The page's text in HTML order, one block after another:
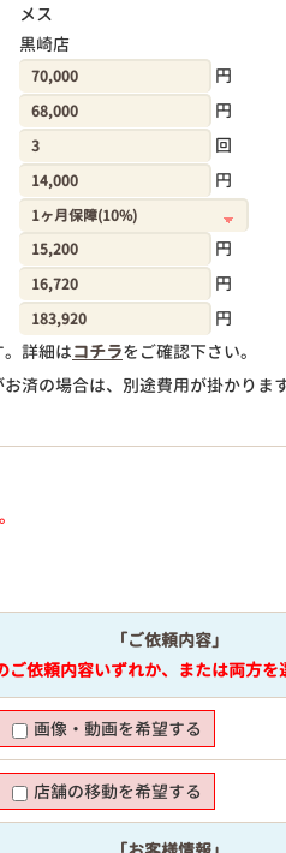
メス
黒崎店
円
円
回
円
円
円
円
詳細はコチラをご確認下さい。
済の場合は、別途費用が掛かりま
円
「ご依頼内容」
依頼内容いずれか、または両方を
画像・動画を希望する
店舗の移動を希望する